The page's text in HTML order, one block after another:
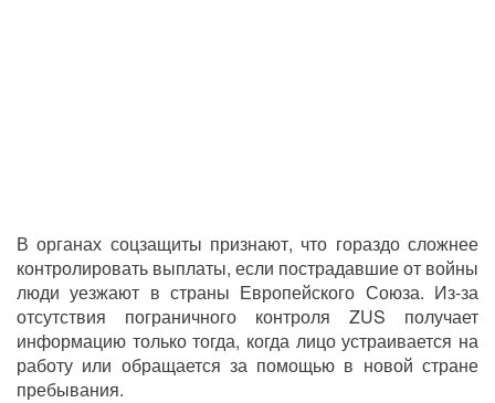
В органах соцзащиты признают, что гораздо сложнее
контролировать выплаты, если пострадавшие от войны
люди уезжают в страны Европейского Союза. Из-за
отсутствия пограничного контроля ZUS получает
информацию только тогда, когда лицо устраивается на
работу или обращается за помощью в новой стране
пребывания.